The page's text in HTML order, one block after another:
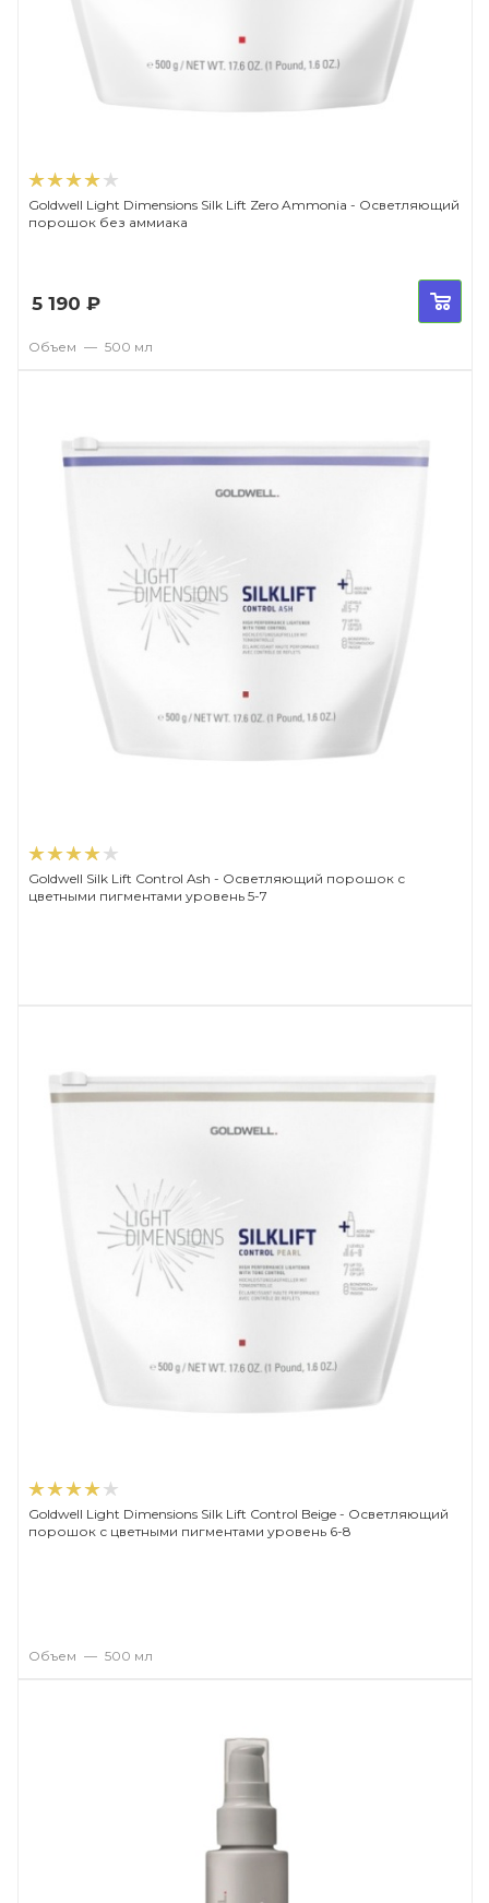
Goldwell Light Dimensions Silk Lift Zero Ammonia - Осветляющий
порошок без аммиака
5 190 ₽
Объем — 500 мл
Goldwell Silk Lift Control Ash - Осветляющий порошок с
цветными пигментами уровень 5-7
Goldwell Light Dimensions Silk Lift Control Beige - Осветляющий
порошок с цветными пигментами уровень 6-8
Объем — 500 мл